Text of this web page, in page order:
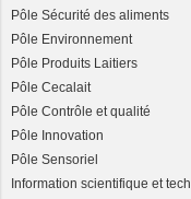
Pôle Sécurité des aliments
Pôle Environnement
Pôle Produits Laitiers
Pôle Cecalait
Pôle Contrôle et qualité
Pôle Innovation
Pôle Sensoriel
Information scientifique et